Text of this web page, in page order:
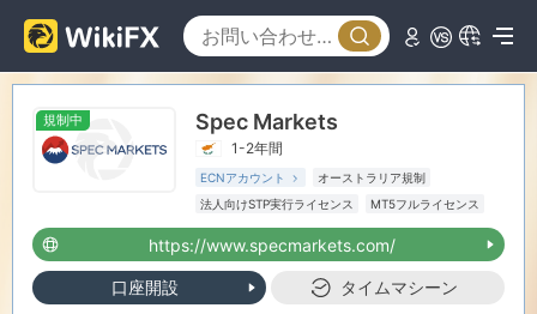
規制中 Spec Markets
1-2年間
ECNアカウント
オーストラリア規制
法人向けSTP実行ライセンス
MT5フルライセンス
リージョナルブローカー
https://www.specmarkets.com/
口座開設 タイムマシーン
0
1
2
3
0